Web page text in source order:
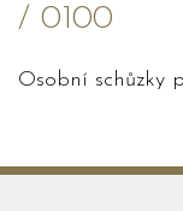
/ 0100
Osobní schůzky